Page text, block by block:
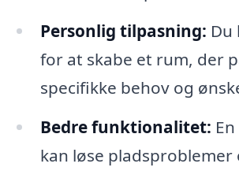
Personlig tilpasning: Du
for at skabe et rum, der
specifikke behov og
Bedre funktionalitet:
kan løse